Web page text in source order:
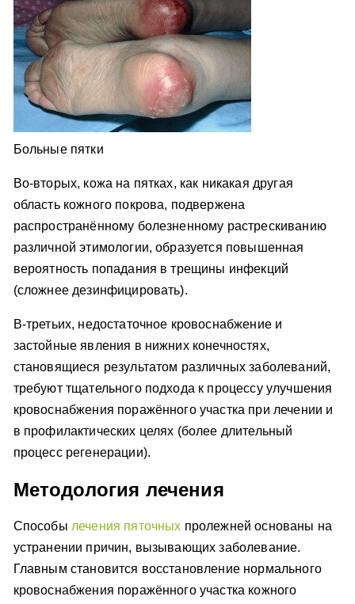
Больные пятки
Во-вторых, кожа на пятках, как никакая другая
область кожного покрова, подвержена
распространённому болезненному растрескиванию
различной этимологии, образуется повышенная
вероятность попадания в трещины инфекций
(сложнее дезинфицировать).
В-третьих, недостаточное кровоснабжение и
застойные явления в нижних конечностях,
становящиеся результатом различных заболеваний,
требуют тщательного подхода к процессу улучшения
кровоснабжения поражённого участка при лечении и
в профилактических целях (более длительный
процесс регенерации).
Методология лечения
Способы лечения пяточных пролежней основаны на
устранении причин, вызывающих заболевание.
Главным становится восстановление нормального
кровоснабжения поражённого участка кожного